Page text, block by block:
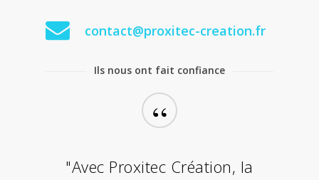
contact@proxitec-creation.fr
Ils nous ont fait confiance
“
"Avec Proxitec Création, la